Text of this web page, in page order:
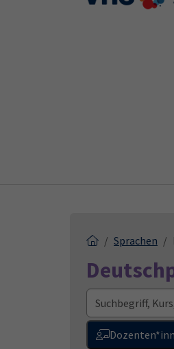
Skip to main content
Skip to page footer
Sprachen